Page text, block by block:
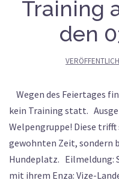
Training
den
Wegen des Feiertages
kein Training statt.
Welpengruppe! Diese
gewohnten Zeit, sondern
Hundeplatz. Eilmeldung:
mit ihrem Enza: Vize-